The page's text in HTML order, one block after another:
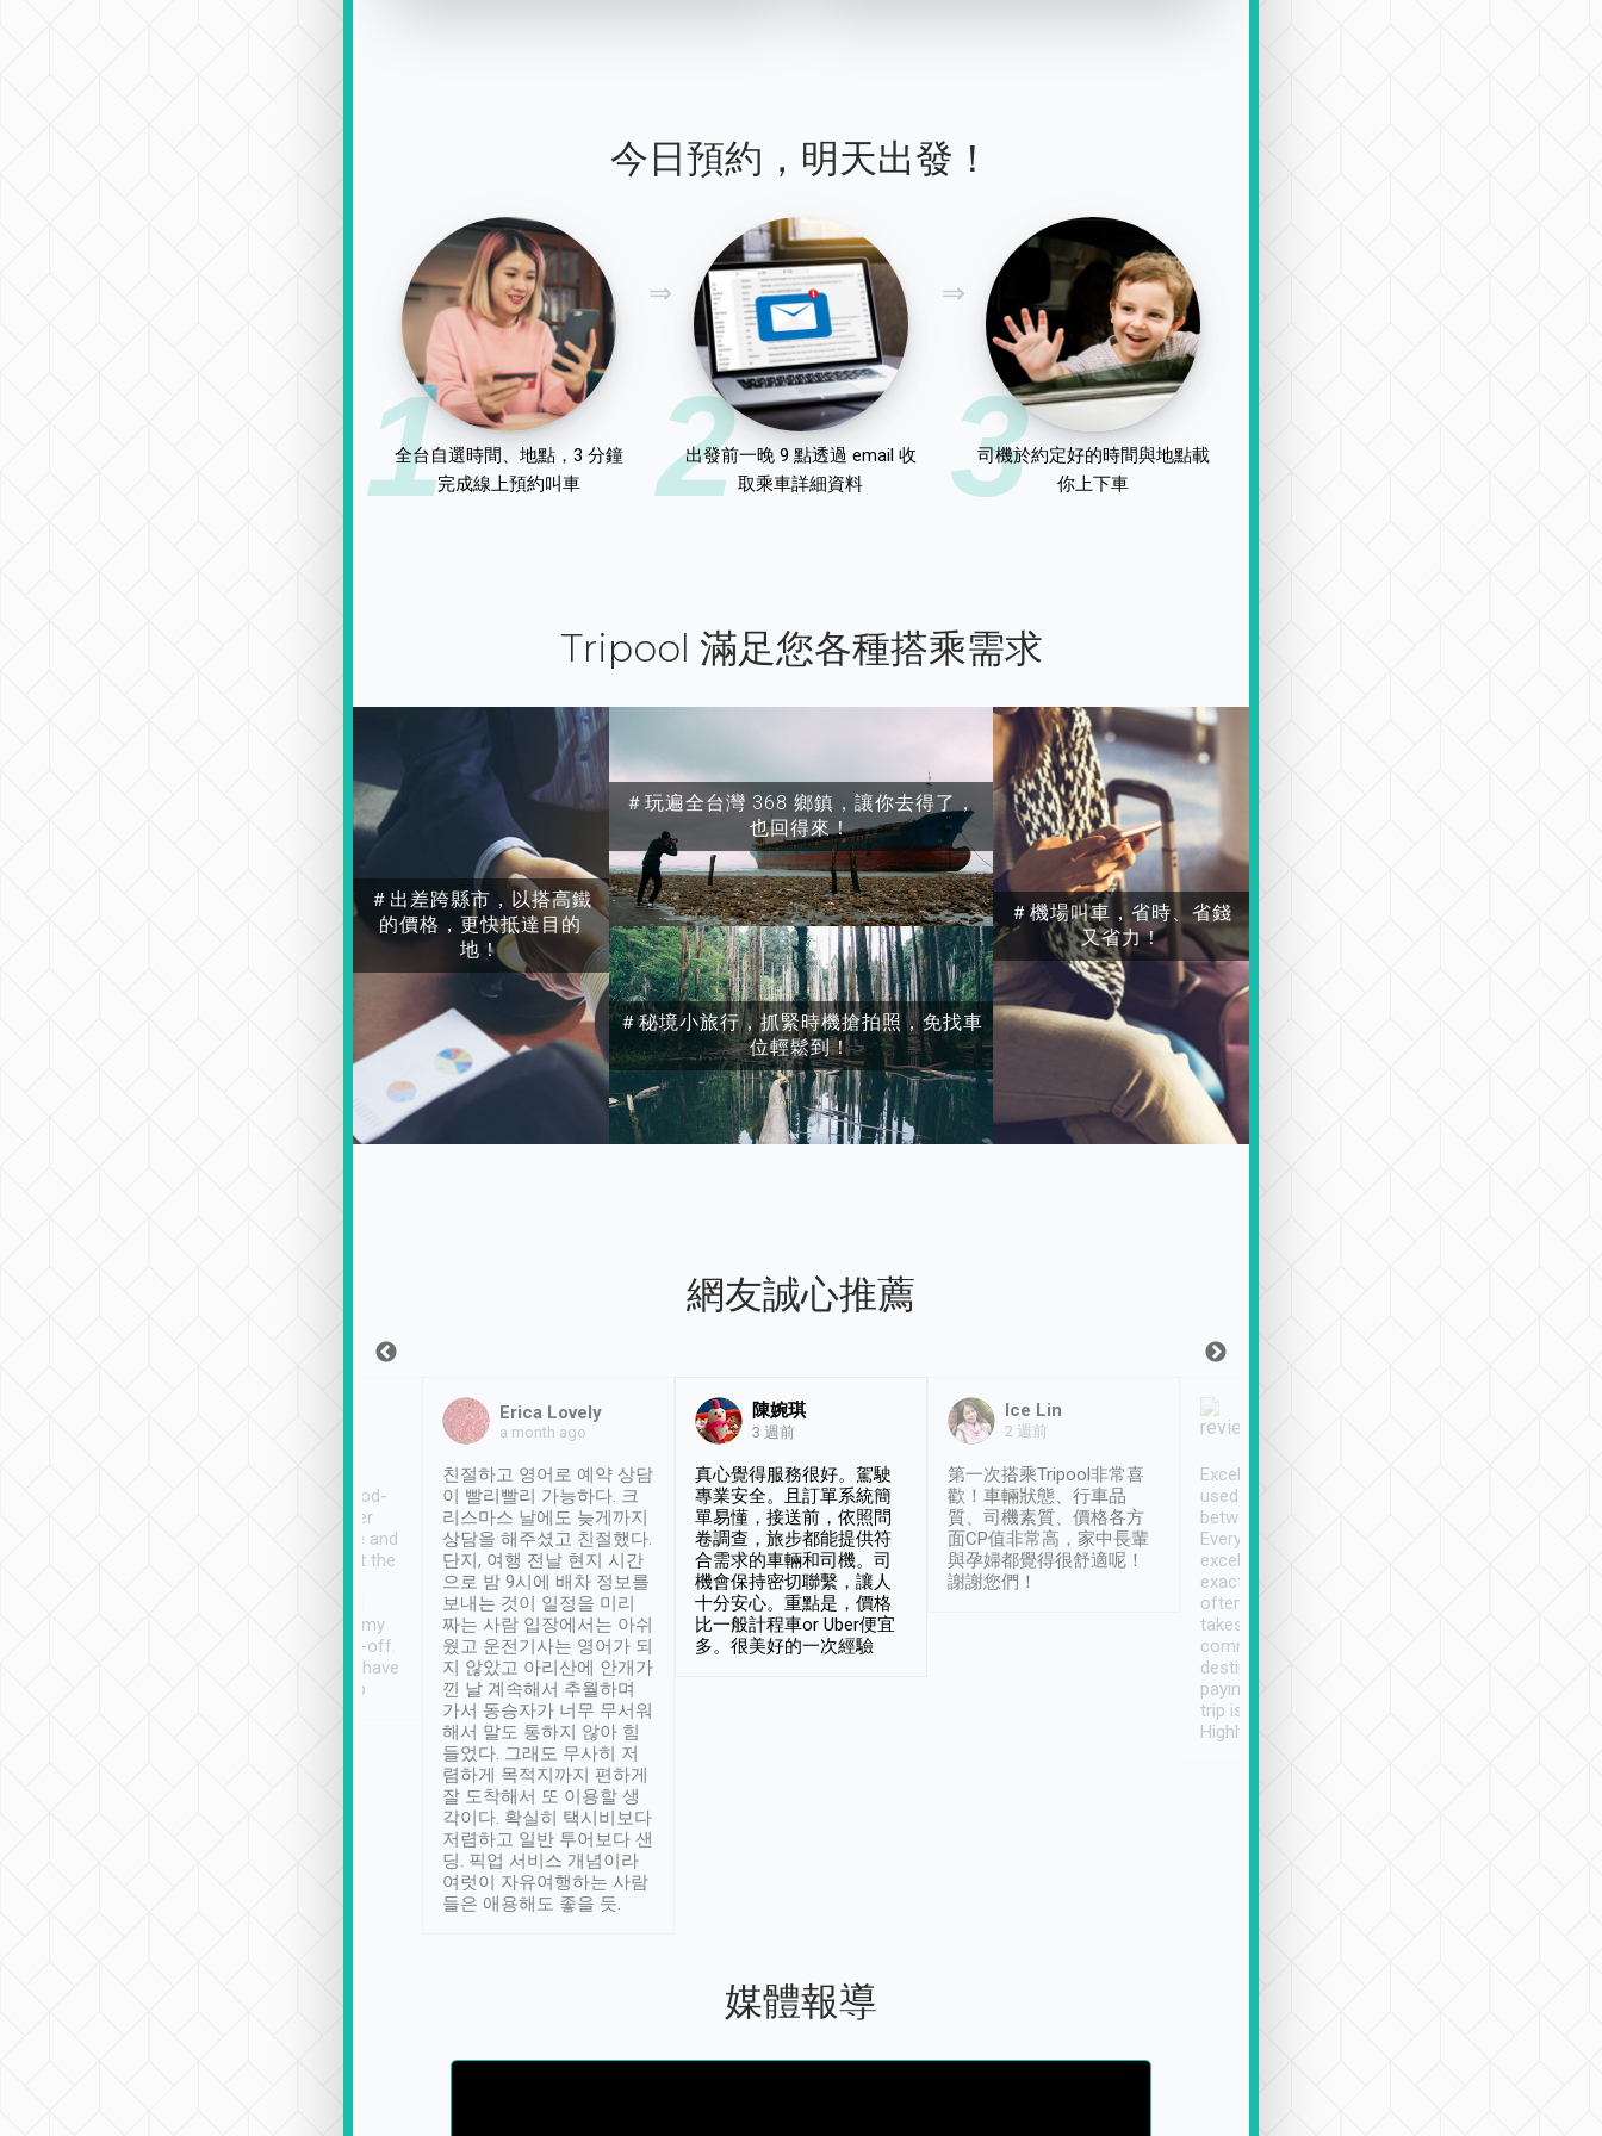
今日預約，明天出發！
1
全台自選時間、地點，3 分鐘
完成線上預約叫車
2
出發前一晚 9 點透過 email 收
取乘車詳細資料
3
司機於約定好的時間與地點載
你上下車
Tripool 滿足您各種搭乘需求
＃出差跨縣市，以搭高鐵
的價格，更快抵達目的
地！
＃玩遍全台灣 368 鄉鎮，讓你去得了，
也回得來！
＃秘境小旅行，抓緊時機搶拍照，免找車
位輕鬆到！
＃機場叫車，省時、省錢
又省力！
網友誠心推薦
service, vehicles in good-
condition and the driver
service was awesome and
thoughtful. Driver went the
have safely arrived at my
destination after drop-off.
Definitely something I have
not seen elsewhere 👍
Erica Lovely
a month ago
친절하고 영어로 예약 상담
이 빨리빨리 가능하다. 크
리스마스 날에도 늦게까지
상담을 해주셨고 친절했다.
단지, 여행 전날 현지 시간
으로 밤 9시에 배차 정보를
보내는 것이 일정을 미리
짜는 사람 입장에서는 아쉬
웠고 운전기사는 영어가 되
지 않았고 아리산에 안개가
낀 날 계속해서 추월하며
가서 동승자가 너무 무서워
해서 말도 통하지 않아 힘
들었다. 그래도 무사히 저
렴하게 목적지까지 편하게
잘 도착해서 또 이용할 생
각이다. 확실히 택시비보다
저렴하고 일반 투어보다 샌
딩. 픽업 서비스 개념이라
여럿이 자유여행하는 사람
들은 애용해도 좋을 듯.
陳婉琪
3 週前
真心覺得服務很好。駕駛
專業安全。且訂單系統簡
單易懂，接送前，依照問
卷調查，旅步都能提供符
合需求的車輛和司機。司
機會保持密切聯繫，讓人
十分安心。重點是，價格
比一般計程車or Uber便宜
多。很美好的一次經驗
Ice Lin
2 週前
第一次搭乘Tripool非常喜
歡！車輛狀態、行車品
質、司機素質、價格各方
面CP值非常高，家中長輩
與孕婦都覺得很舒適呢！
謝謝您們！
Excellent service. We have
used Tripool to travel
between cities in Taiwan.
Every driver has been
excellent and arrives
exactly on time. As there is
often limited English it
takes the difficulty out of
communicating the
destination details and
paying online prior to the
trip is very convenient.
Highly recommended
媒體報導